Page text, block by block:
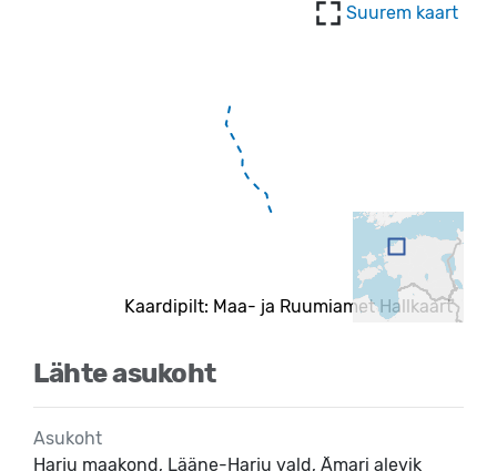
Suurem kaart
Kaardipilt: Maa- ja Ruumiamet Hallkaart
Lähte asukoht
Asukoht
Harju maakond, Lääne-Harju vald, Ämari alevik